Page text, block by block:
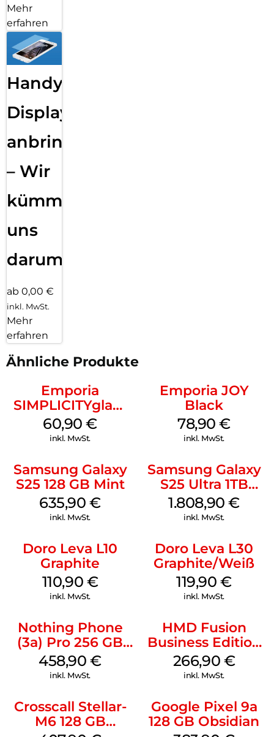
Mehr
erfahren
Handy
Displayfolie
anbringen
– Wir
kümmern
uns
darum!
ab 0,00 €
inkl. MwSt.
Mehr
erfahren
Ähnliche Produkte
Emporia
SIMPLICITYglam
Schwarz
60,90€
inkl. MwSt.
Emporia JOY
Black
78,90€
inkl. MwSt.
Samsung Galaxy
S25 128 GB Mint
635,90€
inkl. MwSt.
Samsung Galaxy
S25 Ultra 1TB
Titanium Black
1.808,90€
inkl. MwSt.
Doro Leva L10
Graphite
110,90 €
inkl. MwSt.
Doro Leva L30
Graphite/Weiß
119,90€
inkl. MwSt.
Nothing Phone
(3a) Pro 256 GB
Grey
458,90€
inkl. MwSt.
HMD Fusion
Business Edition
256 GB Grey
266,90 €
inkl. MwSt.
Crosscall Stellar-
M6 128 GB
Google Pixel 9a
128 GB Obsidian